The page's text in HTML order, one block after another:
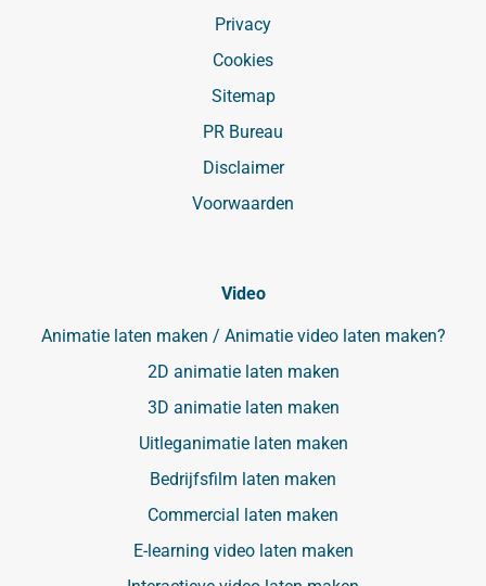
Privacy
Cookies
Sitemap
PR Bureau
Disclaimer
Voorwaarden
Video
Animatie laten maken / Animatie video laten maken?
2D animatie laten maken
3D animatie laten maken
Uitleganimatie laten maken
Bedrijfsfilm laten maken
Commercial laten maken
E-learning video laten maken